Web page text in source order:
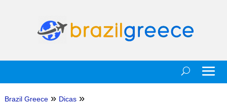
Brazil Greece » Dicas »